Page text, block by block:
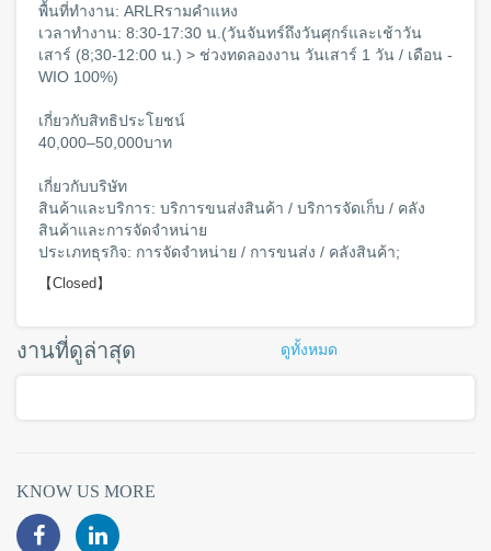
พื้นที่ทำงาน: ARLRรามคำแหง
เวลาทำงาน: 8:30-17:30 น.(วันจันทร์ถึงวันศุกร์และเช้าวัน
เสาร์ (8;30-12:00 น.) > ช่วงทดลองงาน วันเสาร์ 1 วัน / เดือน -
WIO 100%)
เกี่ยวกับสิทธิประโยชน์
40,000–50,000บาท
เกี่ยวกับบริษัท
สินค้าและบริการ: บริการขนส่งสินค้า / บริการจัดเก็บ / คลัง
สินค้าและการจัดจำหน่าย
ประเภทธุรกิจ: การจัดจำหน่าย / การขนส่ง / คลังสินค้า;
【Closed】
งานที่ดูล่าสุด ดูทั้งหมด
KNOW US MORE